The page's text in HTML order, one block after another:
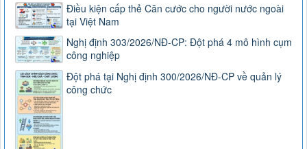
Điều kiện cấp thẻ Căn cước cho người nước ngoài
tại Việt Nam
Nghị định 303/2026/NĐ-CP: Đột phá 4 mô hình cụm
công nghiệp
Đột phá tại Nghị định 300/2026/NĐ-CP về quản lý
công chức